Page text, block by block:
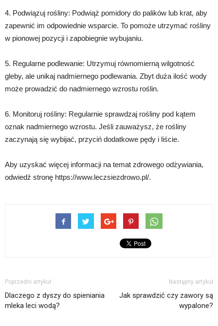
4. Podwiązuj rośliny: Podwiąż pomidory do palików lub krat, aby
zapewnić im odpowiednie wsparcie. To pomoże utrzymać rośliny
w pionowej pozycji i zapobiegnie wybujaniu.
5. Regularne podlewanie: Utrzymuj równomierną wilgotność
gleby, ale unikaj nadmiernego podlewania. Zbyt duża ilość wody
może prowadzić do nadmiernego wzrostu roślin.
6. Monitoruj rośliny: Regularnie sprawdzaj rośliny pod kątem
oznak nadmiernego wzrostu. Jeśli zauważysz, że rośliny
zaczynają się wybijać, przyciń dodatkowe pędy i liście.
Aby uzyskać więcej informacji na temat zdrowego odżywiania,
odwiedź stronę https://www.leczsiezdrowo.pl/.
Poprzedni artykuł
Dlaczego z dyszy do spieniania
mleka leci wodą?
Następny artykuł
Jak sprawdzić czy zawory są
wypalone?